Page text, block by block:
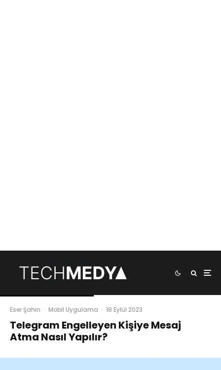
Eser Şahin · Mobil Uygulama · 18 Eylül 2023
Telegram Engelleyen Kişiye Mesaj
Atma Nasıl Yapılır?